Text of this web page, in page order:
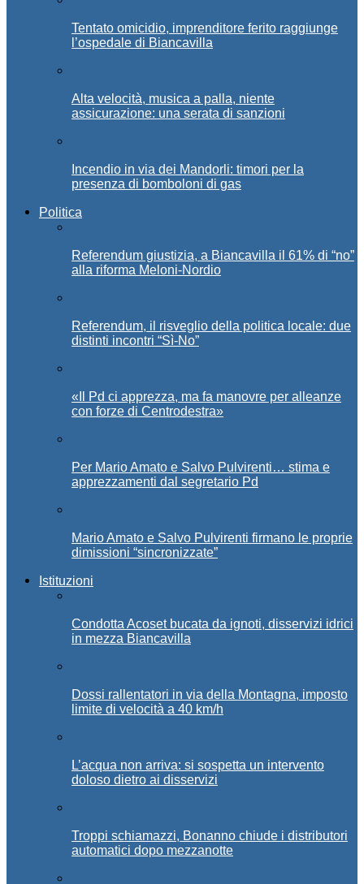
Tentato omicidio, imprenditore ferito raggiunge
l’ospedale di Biancavilla
Alta velocità, musica a palla, niente
assicurazione: una serata di sanzioni
Incendio in via dei Mandorli: timori per la
presenza di bomboloni di gas
Politica
Referendum giustizia, a Biancavilla il 61% di “no”
alla riforma Meloni-Nordio
Referendum, il risveglio della politica locale: due
distinti incontri “Sì-No”
«Il Pd ci apprezza, ma fa manovre per alleanze
con forze di Centrodestra»
Per Mario Amato e Salvo Pulvirenti… stima e
apprezzamenti dal segretario Pd
Mario Amato e Salvo Pulvirenti firmano le proprie
dimissioni “sincronizzate”
Istituzioni
Condotta Acoset bucata da ignoti, disservizi idrici
in mezza Biancavilla
Dossi rallentatori in via della Montagna, imposto
limite di velocità a 40 km/h
L’acqua non arriva: si sospetta un intervento
doloso dietro ai disservizi
Troppi schiamazzi, Bonanno chiude i distributori
automatici dopo mezzanotte